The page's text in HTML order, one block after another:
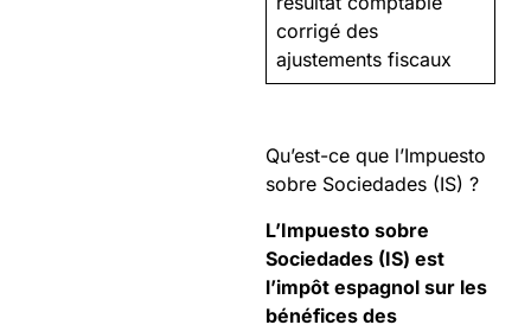
corrigé des
ajustements fiscaux
Qu’est-ce que l’Impuesto
sobre Sociedades (IS) ?
L’Impuesto sobre
Sociedades (IS) est
l’impôt espagnol sur les
bénéfices des